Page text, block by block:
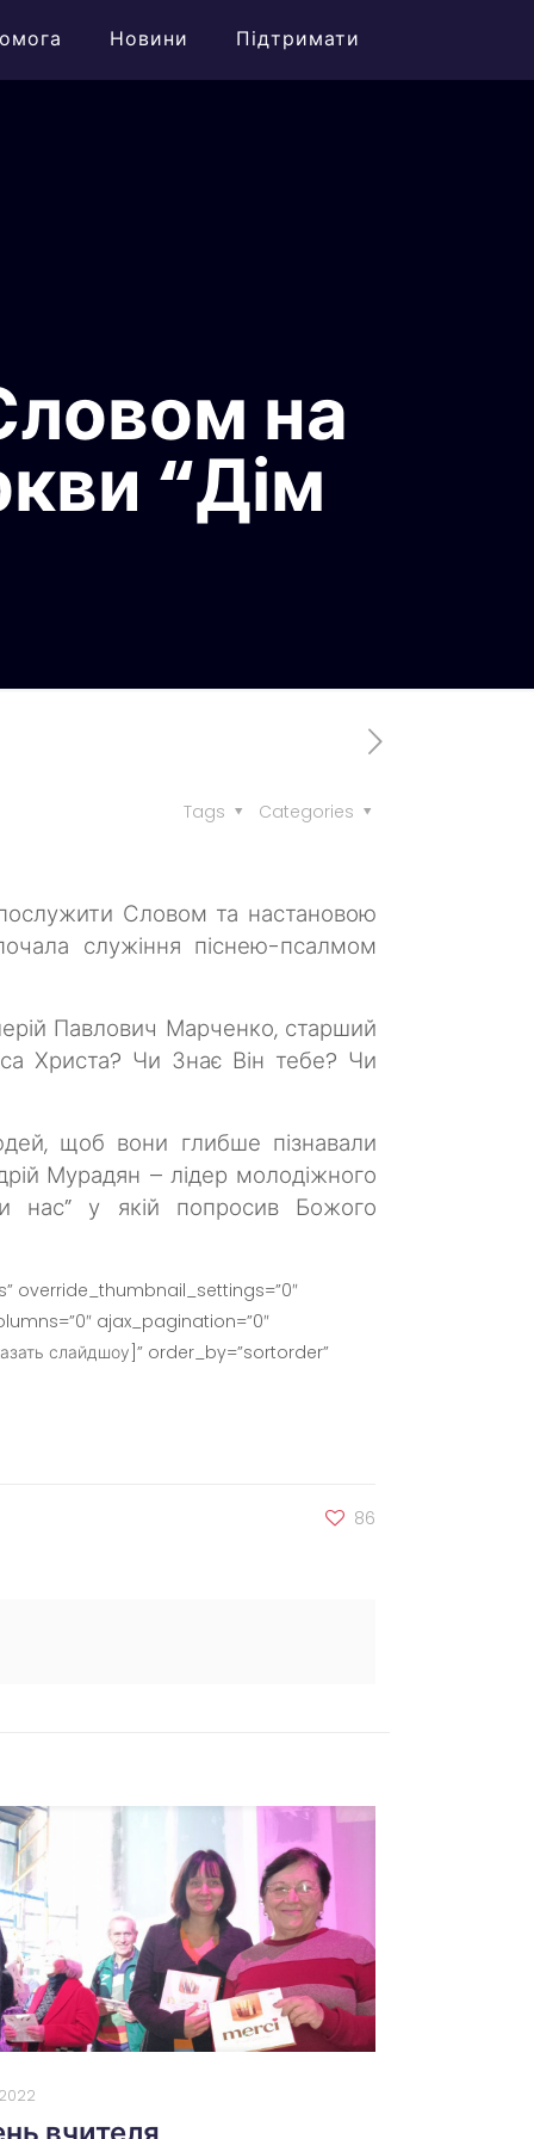
Новини Підтримати
на
“Дім
Categories
Tags
Словом та настановою
служіння піснею-псалмом
Павлович Марченко, старший
Христа? Чи Знає Він тебе? Чи
щоб вони глибше пізнавали
Мурадян – лідер молодіжного
нас” у якій попросив Божого
override_thumbnail_settings=”0″
ajax_pagination=”0″
слайдшоу]” order_by=”sortorder”
86